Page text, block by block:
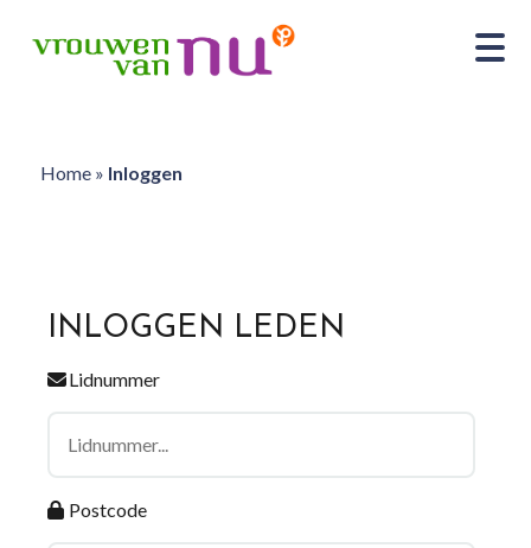
Home» Inloggen
INLOGGEN LEDEN
Lidnummer
Postcode